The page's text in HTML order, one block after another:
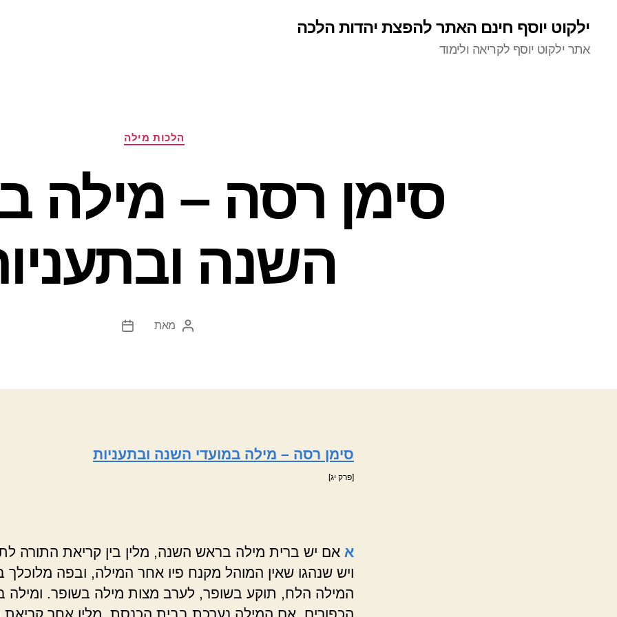
ילקוט יוסף חינם האתר להפצת יהדות הלכה
אתר ילקוט יוסף לקריאה ולימוד
קטגוריות
הלכות מילה
סימן רסה – מילה
השנה
המחבר
מאת
תאריך
סימן רסה – מילה במועדי השנה ובתעניות
[פרק יג]
א אם יש ברית מילה בראש השנה, מלין בין קריאת התורה
ויש שנהגו שאין המוהל מקנח פיו אחר המילה, ובפה מלוכלך
המילה הלח, תוקע בשופר, לערב מצות מילה בשופר. ומילה